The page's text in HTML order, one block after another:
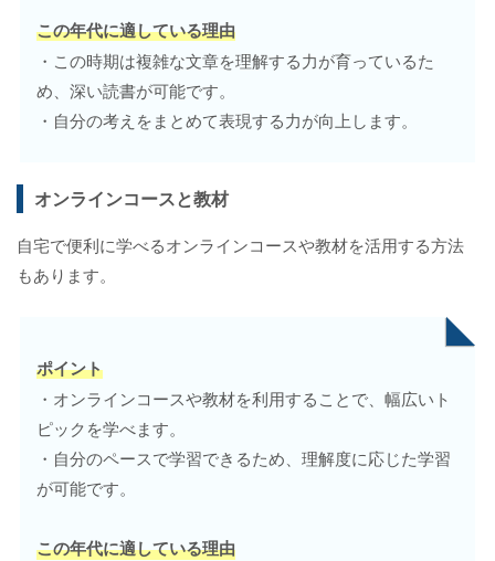
この年代に適している理由
・この時期は複雑な文章を理解する力が育っているた
め、深い読書が可能です。
・自分の考えをまとめて表現する力が向上します。
オンラインコースと教材
自宅で便利に学べるオンラインコースや教材を活用する方法
もあります。
ポイント
・オンラインコースや教材を利用することで、幅広いト
ピックを学べます。
・自分のペースで学習できるため、理解度に応じた学習
が可能です。
この年代に適している理由